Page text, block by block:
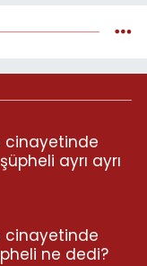
cinayetinde
ayrı ayrı
cinayetinde
ne dedi?